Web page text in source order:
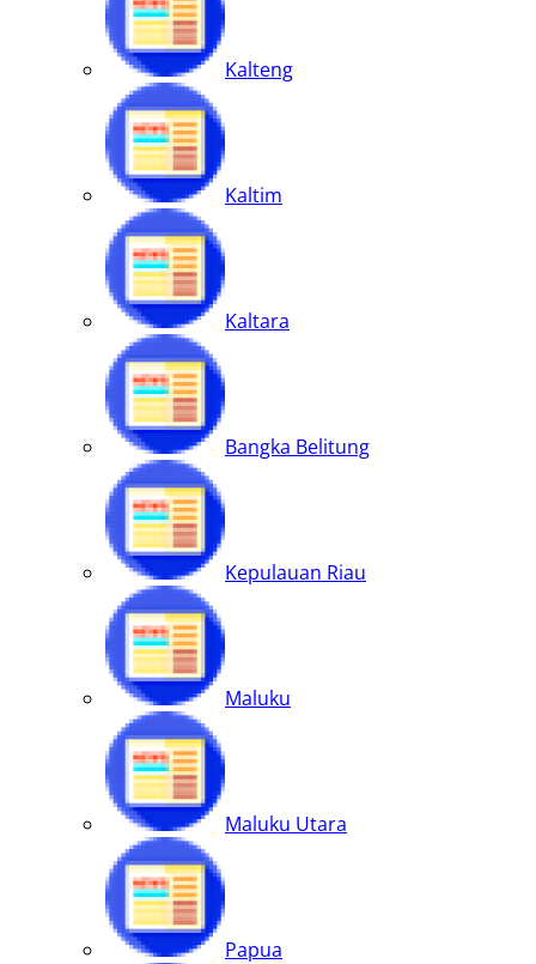
Kalteng
Kaltim
Kaltara
Bangka Belitung
Kepulauan Riau
Maluku
Maluku Utara
Papua